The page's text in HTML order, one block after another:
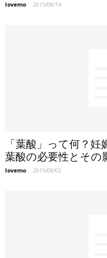
lovemo - 2015/08/14
「葉酸」って何？
葉酸の必要性とその
lovemo - 2015/08/02